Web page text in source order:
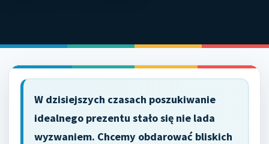
W dzisiejszych czasach poszukiwanie
idealnego prezentu stało się nie lada
wyzwaniem. Chcemy obdarować bliskich